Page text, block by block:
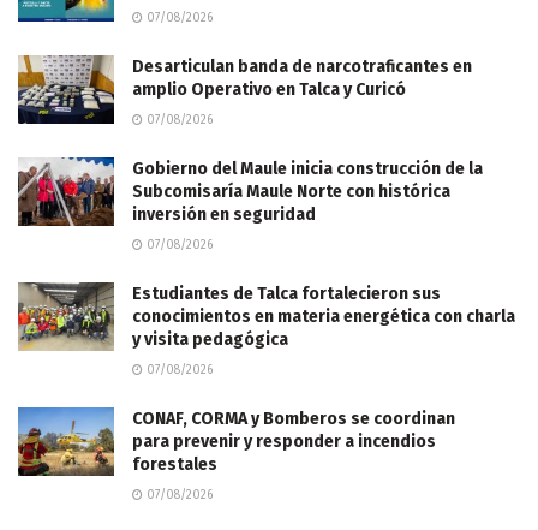
07/08/2026
Desarticulan banda de narcotraficantes en
amplio Operativo en Talca y Curicó
07/08/2026
Gobierno del Maule inicia construcción de la
Subcomisaría Maule Norte con histórica
inversión en seguridad
07/08/2026
Estudiantes de Talca fortalecieron sus
conocimientos en materia energética con charla
y visita pedagógica
07/08/2026
CONAF, CORMA y Bomberos se coordinan
para prevenir y responder a incendios
forestales
07/08/2026